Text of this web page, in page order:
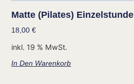
Matte (Pilates) Einzelstunde
18,00€
inkl. 19 % MwSt.
In Den Warenkorb